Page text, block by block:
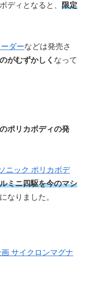
ディとなると、 限定
ダーなどは発売さ
がむずかしく なって
ポリカボディの発
ニック ポリカボデ
ミニ四駆を今のマシ
になりました。
サイクロンマグナ